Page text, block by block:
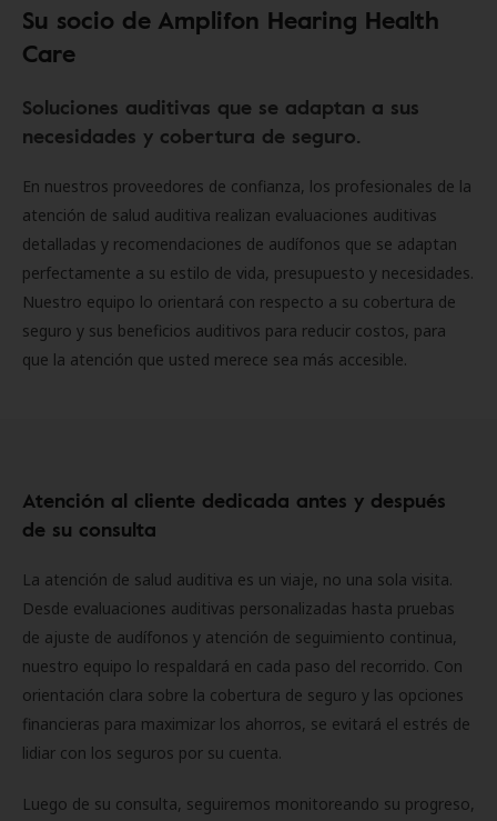
Su socio de Amplifon Hearing Health
Care
Soluciones auditivas que se adaptan a sus
necesidades y cobertura de seguro.
En nuestros proveedores de confianza, los profesionales de la
atención de salud auditiva realizan evaluaciones auditivas
detalladas y recomendaciones de audífonos que se adaptan
perfectamente a su estilo de vida, presupuesto y necesidades.
Nuestro equipo lo orientará con respecto a su cobertura de
seguro y sus beneficios auditivos para reducir costos, para
que la atención que usted merece sea más accesible.
Atención al cliente dedicada antes y después
de su consulta
La atención de salud auditiva es un viaje, no una sola visita.
Desde evaluaciones auditivas personalizadas hasta pruebas
de ajuste de audífonos y atención de seguimiento continua,
nuestro equipo lo respaldará en cada paso del recorrido. Con
orientación clara sobre la cobertura de seguro y las opciones
financieras para maximizar los ahorros, se evitará el estrés de
lidiar con los seguros por su cuenta.
Luego de su consulta, seguiremos monitoreando su progreso,